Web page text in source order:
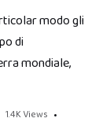
modo gli
di
mondiale,
1.4K Views